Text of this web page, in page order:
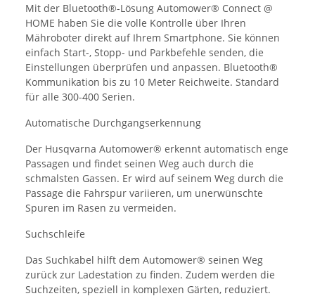
Mit der Bluetooth®-Lösung Automower® Connect @
HOME haben Sie die volle Kontrolle über Ihren
Mähroboter direkt auf Ihrem Smartphone. Sie können
einfach Start-, Stopp- und Parkbefehle senden, die
Einstellungen überprüfen und anpassen. Bluetooth®
Kommunikation bis zu 10 Meter Reichweite. Standard
für alle 300-400 Serien.
Automatische Durchgangserkennung
Der Husqvarna Automower® erkennt automatisch enge
Passagen und findet seinen Weg auch durch die
schmalsten Gassen. Er wird auf seinem Weg durch die
Passage die Fahrspur variieren, um unerwünschte
Spuren im Rasen zu vermeiden.
Suchschleife
Das Suchkabel hilft dem Automower® seinen Weg
zurück zur Ladestation zu finden. Zudem werden die
Suchzeiten, speziell in komplexen Gärten, reduziert.